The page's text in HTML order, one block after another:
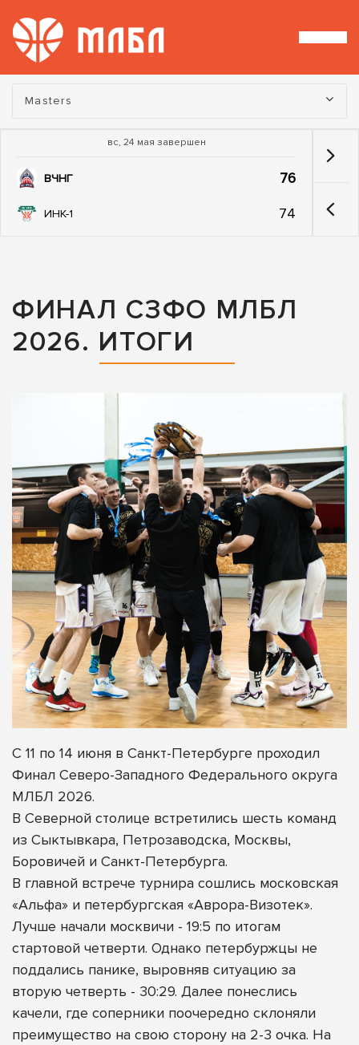
Турнир:
Masters
вс, 24 мая завершен
ВЧНГ 76
ИНК-1 74
ФИНАЛ СЗФО МЛБЛ
2026. ИТОГИ
С 11 по 14 июня в Санкт-Петербурге проходил
Финал Северо-Западного Федерального округа
МЛБЛ 2026.
В Северной столице встретились шесть команд
из Сыктывкара, Петрозаводска, Москвы,
Боровичей и Санкт-Петербурга.
В главной встрече турнира сошлись московская
«Альфа» и петербургская «Аврора-Визотек».
Лучше начали москвичи - 19:5 по итогам
стартовой четверти. Однако петербуржцы не
поддались панике, выровняв ситуацию за
вторую четверть - 30:29. Далее понеслись
качели, где соперники поочередно склоняли
преимущество на свою сторону на 2-3 очка. На